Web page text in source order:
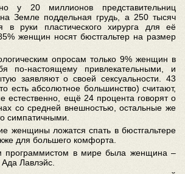
у 20 миллионов представительниц
Земле поддельная грудь, а 250 тысяч
в руки пластического хирурга для её
женщин носят бюстгальтер на размер
опросам только 9% женщин в
по-настоящему привлекательными, и
заявляют о своей сексуальности. 43
есть абсолютное большинство) считают,
естественно, ещё 24 процента говорят о
со средней внешностью, остальные же
симпатичными.
женщины ложатся спать в бюстгальтере
для большего комфорта.
в мире была женщина –
Лавлэйс.